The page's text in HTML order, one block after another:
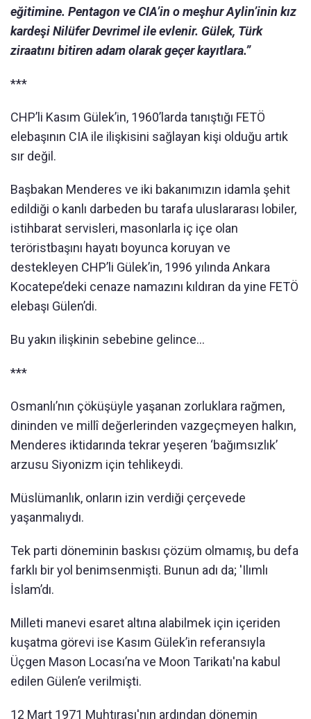
eğitimine. Pentagon ve CIA’in o meşhur Aylin’inin kız
kardeşi Nilüfer Devrimel ile evlenir. Gülek, Türk
ziraatını bitiren adam olarak geçer kayıtlara.”
***
CHP’li Kasım Gülek’in, 1960’larda tanıştığı FETÖ
elebaşının CIA ile ilişkisini sağlayan kişi olduğu artık
sır değil.
Başbakan Menderes ve iki bakanımızın idamla şehit
edildiği o kanlı darbeden bu tarafa uluslararası lobiler,
istihbarat servisleri, masonlarla iç içe olan
teröristbaşını hayatı boyunca koruyan ve
destekleyen CHP’li Gülek’in, 1996 yılında Ankara
Kocatepe’deki cenaze namazını kıldıran da yine FETÖ
elebaşı Gülen’di.
Bu yakın ilişkinin sebebine gelince…
***
Osmanlı’nın çöküşüyle yaşanan zorluklara rağmen,
dininden ve millî değerlerinden vazgeçmeyen halkın,
Menderes iktidarında tekrar yeşeren ‘bağımsızlık’
arzusu Siyonizm için tehlikeydi.
Müslümanlık, onların izin verdiği çerçevede
yaşanmalıydı.
Tek parti döneminin baskısı çözüm olmamış, bu defa
farklı bir yol benimsenmişti. Bunun adı da; 'Ilımlı
İslam’dı.
Milleti manevi esaret altına alabilmek için içeriden
kuşatma görevi ise Kasım Gülek’in referansıyla
Üçgen Mason Locası’na ve Moon Tarikatı'na kabul
edilen Gülen’e verilmişti.
12 Mart 1971 Muhtırası'nın ardından dönemin